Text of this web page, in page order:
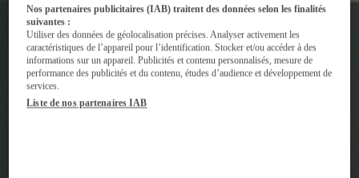
Nos partenaires publicitaires (IAB) traitent des données selon les finalités
suivantes :
Utiliser des données de géolocalisation précises. Analyser activement les
caractéristiques de l’appareil pour l’identification. Stocker et/ou accéder à des
informations sur un appareil. Publicités et contenu personnalisés, mesure de
performance des publicités et du contenu, études d’audience et développement de
services.
Liste de nos partenaires IAB